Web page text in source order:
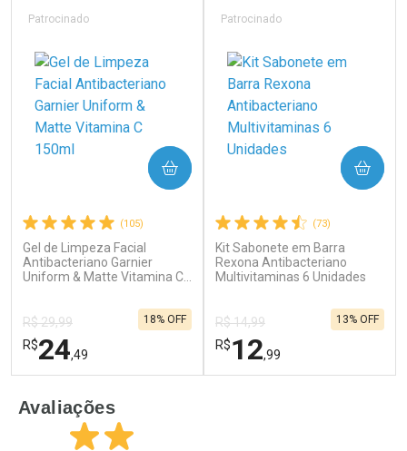
Laboratório
Ativar Desconto
Por R$ 41,27/cada
Por Menos
Comprar sem Desconto
Laboratório
Ativar Desconto
Por R$ 20,24/cada
Por Menos
Comprar sem Desconto
(105)
Gel de Limpeza Facial
Antibacteriano Garnier
Uniform & Matte Vitamina C
Patrocinado
R$ 29,99
R$24,49
18% OFF
COMPRAR
(73)
Kit Sabonete em Barra
Rexona Antibacteriano
Multivitaminas 6 Unidades
Patrocinado
R$ 14,99
R$12,99
13% OFF
COMPRAR
Avaliações